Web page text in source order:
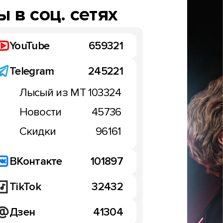
в соц. сетях
YouTube
659321
Telegram
245221
Лысый из МТ103324
Новости
45736
Скидки
96161
ВКонтакте
101897
TikTok
32432
Дзен
41304